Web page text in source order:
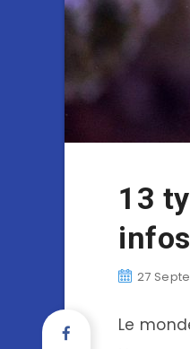
13
27
Le